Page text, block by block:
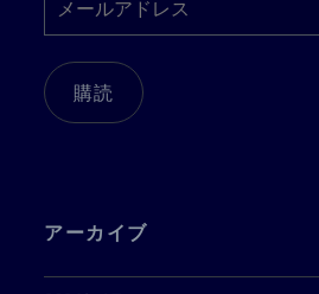
ー
ア
ド
購読
アーカイブ